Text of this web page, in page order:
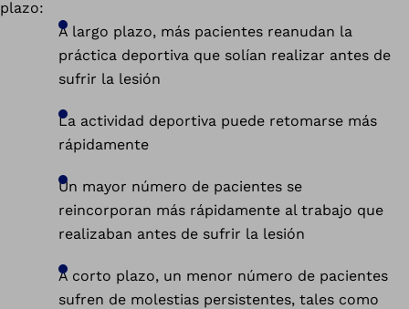
plazo:
A largo plazo, más pacientes reanudan la
práctica deportiva que solían realizar antes de
sufrir la lesión
La actividad deportiva puede retomarse más
rápidamente
Un mayor número de pacientes se
reincorporan más rápidamente al trabajo que
realizaban antes de sufrir la lesión
A corto plazo, un menor número de pacientes
sufren de molestias persistentes, tales como